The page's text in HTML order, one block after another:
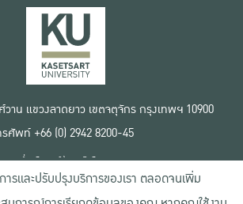
าน แขวงลาดยาว เขตจตุจักร กรุงเทพฯ 10900
รศัพท์ +66 (0) 2942 8200-45
เงื่อนไขการใช้งานเว็บไซต์
ข้อตกลงด้านสิทธิ์ใช้งาน
นโยบายความเป็นส่วนตัว
ารและปรับปรุงบริการของเรา ตลอดจนเพิ่ม